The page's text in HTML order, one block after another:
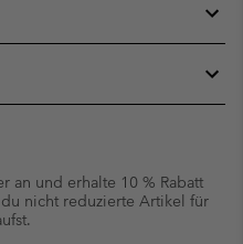
an und erhalte 10 % Rabatt
nicht reduzierte Artikel für